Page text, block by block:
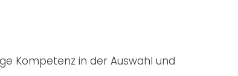
Kompetenz in der Auswahl und